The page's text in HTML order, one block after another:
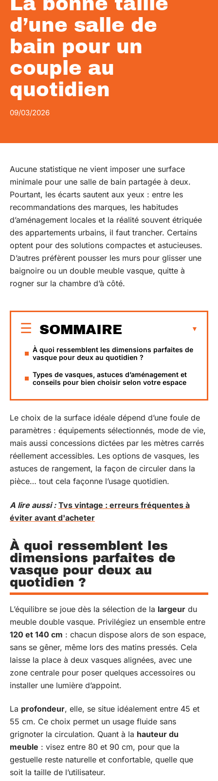
d’une salle de
bain pour un
couple au
quotidien
09/03/2026
Aucune statistique ne vient imposer une surface
minimale pour une salle de bain partagée à deux.
Pourtant, les écarts sautent aux yeux : entre les
recommandations des marques, les habitudes
d’aménagement locales et la réalité souvent étriquée
des appartements urbains, il faut trancher. Certains
optent pour des solutions compactes et astucieuses.
D’autres préfèrent pousser les murs pour glisser une
baignoire ou un double meuble vasque, quitte à
rogner sur la chambre d’à côté.
SOMMAIRE
À quoi ressemblent les dimensions parfaites de
vasque pour deux au quotidien ?
Types de vasques, astuces d’aménagement et
conseils pour bien choisir selon votre espace
Le choix de la surface idéale dépend d’une foule de
paramètres : équipements sélectionnés, mode de vie,
mais aussi concessions dictées par les mètres carrés
réellement accessibles. Les options de vasques, les
astuces de rangement, la façon de circuler dans la
pièce… tout cela façonne l’usage quotidien.
A lire aussi : Tvs vintage : erreurs fréquentes à
éviter avant d'acheter
À quoi ressemblent les
dimensions parfaites de
vasque pour deux au
quotidien ?
L’équilibre se joue dès la sélection de la largeur du
meuble double vasque. Privilégiez un ensemble entre
120 et 140 cm : chacun dispose alors de son espace,
sans se gêner, même lors des matins pressés. Cela
laisse la place à deux vasques alignées, avec une
zone centrale pour poser quelques accessoires ou
installer une lumière d’appoint.
La profondeur, elle, se situe idéalement entre 45 et
55 cm. Ce choix permet un usage fluide sans
grignoter la circulation. Quant à la hauteur du
meuble : visez entre 80 et 90 cm, pour que la
gestuelle reste naturelle et confortable, quelle que
soit la taille de l’utilisateur.